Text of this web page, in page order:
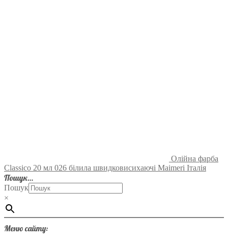
Олійна фарба
Classico 20 мл 026 білила швидковисихаючі Maimeri Італія
Пошук…
Пошук
×
Меню сайту: